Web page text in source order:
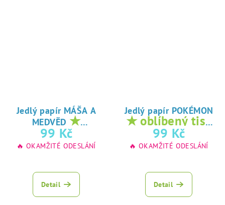
Jedlý papír MÁŠA A
MEDVĚD ★
oblíbený tisk na
jedlý papír
99 Kč
🔥 OKAMŽITÉ ODESLÁNÍ
Detail
Jedlý papír POKÉMON
★ oblíbený tisk
na jedlý papír
99 Kč
🔥 OKAMŽITÉ ODESLÁNÍ
Detail